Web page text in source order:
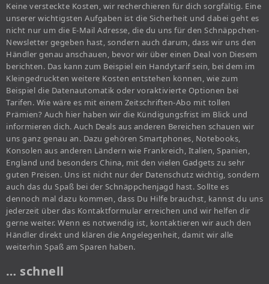
Keine versteckte Kosten, wir recherchieren für dich sorgfältig. Eine
unserer wichtigsten Aufgaben ist die Sicherheit und dabei geht es
nicht nur um die E-Mail Adresse, die du uns für den Schnäppchen-
Newsletter gegeben hast, sondern auch darum, dass wir uns den
Händler genau anschauen, bevor wir über einen Deal von Diesem
berichten. Das kann zum Beispiel ein Handytarif sein, bei dem im
Kleingedruckten weitere Kosten entstehen können, wie zum
Beispiel die Datenautomatik oder voraktivierte Optionen bei
Tarifen. Wie wäre es mit einem Zeitschriften-Abo mit tollen
Prämien? Auch hier haben wir die Kündigungsfrist im Blick und
informieren dich. Auch Deals aus anderen Bereichen schauen wir
uns ganz genau an. Dazu gehören Smartphones, Notebooks,
Konsolen aus anderen Ländern wie Frankreich, Italien, Spanien,
England und besonders China, mit den vielen Gadgets zu sehr
guten Preisen. Uns ist nicht nur der Datenschutz wichtig, sondern
auch das du Spaß bei der Schnäppchenjagd hast. Sollte es
dennoch mal dazu kommen, dass Du Hilfe brauchst, kannst du uns
jederzeit über das Kontaktformular erreichen und wir helfen dir
gerne weiter. Wenn es notwendig ist, kontaktieren wir auch den
Händler direkt und klären die Angelegenheit, damit wir alle
weiterhin Spaß am Sparen haben.
… schnell